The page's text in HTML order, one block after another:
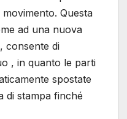
Questa
ad una nuova
consente di
, in quanto le parti
spostate
di stampa finché